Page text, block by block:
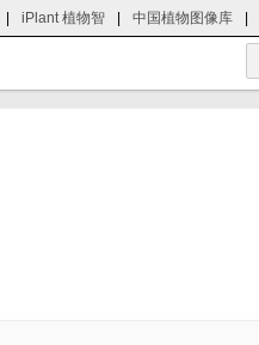
iPlant 植物智 中国植物图像库